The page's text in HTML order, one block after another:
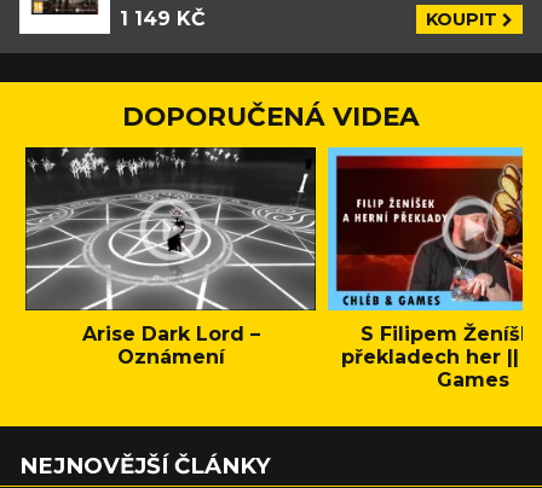
1 149 KČ KOUPIT
DOPORUČENÁ VIDEA
Arise Dark Lord –
Oznámení
S Filipem
překladech her ||
Games
NEJNOVĚJŠÍ ČLÁNKY